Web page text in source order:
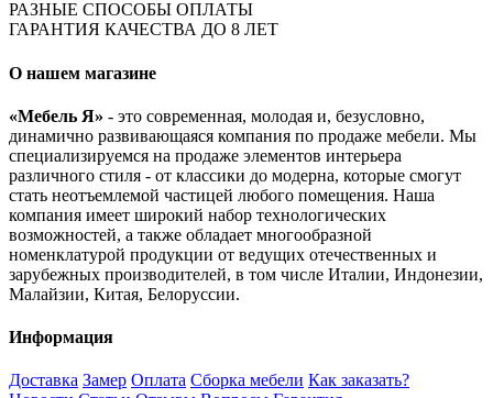
РАЗНЫЕ СПОСОБЫ ОПЛАТЫ
ГАРАНТИЯ КАЧЕСТВА ДО 8 ЛЕТ
О нашем магазине
«Мебель Я» - это современная, молодая и, безусловно,
динамично развивающаяся компания по продаже мебели. Мы
специализируемся на продаже элементов интерьера
различного стиля - от классики до модерна, которые смогут
стать неотъемлемой частицей любого помещения. Наша
компания имеет широкий набор технологических
возможностей, а также обладает многообразной
номенклатурой продукции от ведущих отечественных и
зарубежных производителей, в том числе Италии, Индонезии,
Малайзии, Китая, Белоруссии.
Информация
Доставка Замер Оплата Сборка мебели Как заказать?